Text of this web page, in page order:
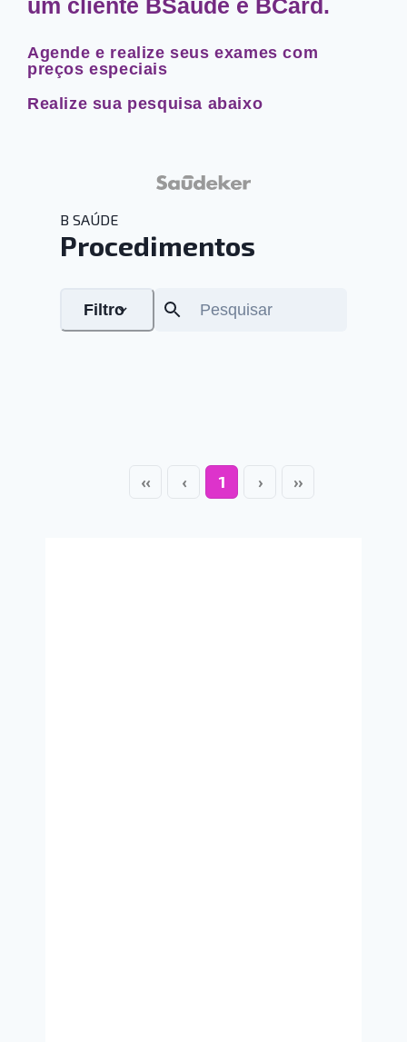
um cliente BSaúde e BCard.
Agende e realize seus exames com
preços especiais
Realize sua pesquisa abaixo